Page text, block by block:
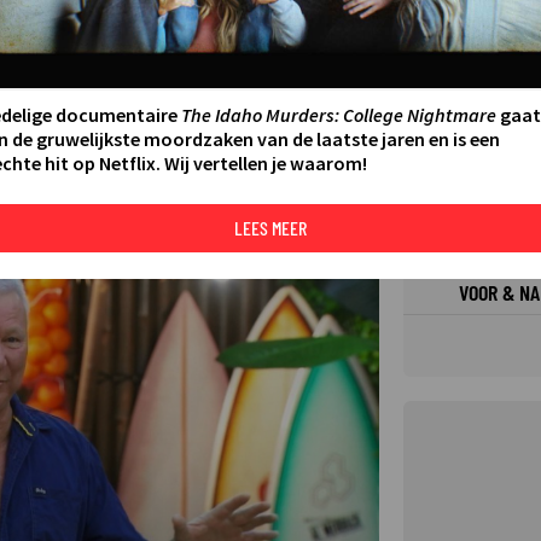
AAN AGENDA DELEN
FILMS
DE
VOOR &
documentaire The Idaho Murders: College Nightmaregaat
de gruwelijkste moordzaken van de laatste jaren en is een
hit op Netflix. Wij vertellen je waarom!
LEES MEER